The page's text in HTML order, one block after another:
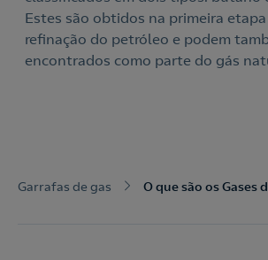
Nós ligamos!
Estes são obtidos na primeira
refinação do petróleo e podem
encontrados como parte do gás
Garrafas de gas O que são os